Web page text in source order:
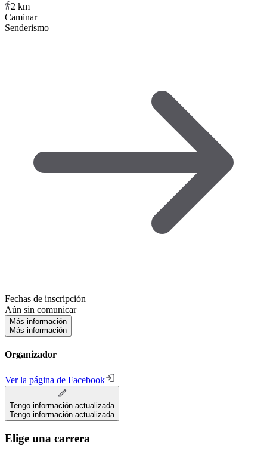
2 km
Caminar
Senderismo
Fechas de inscripción
Aún sin comunicar
Más información
Más información
Organizador
Ver la página de Facebook
Tengo información actualizada
Tengo información actualizada
Elige una carrera